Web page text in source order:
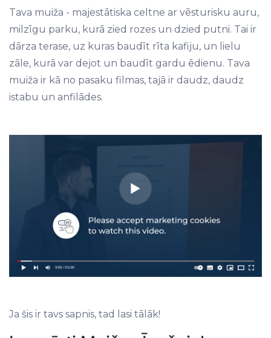
Tava muiža - majestātiska celtne ar vēsturisku auru,
milzīgu parku, kurā zied rozes un dzied putni. Tai ir
dārza terase, uz kuras baudīt rīta kafiju, un lielu
zāle, kurā var dejot un baudīt gardu ēdienu. Tava
muiža ir kā no pasaku filmas, tajā ir daudz, daudz
istabu un anfilādes.
Ja šis ir tavs sapnis, tad lasi tālāk!